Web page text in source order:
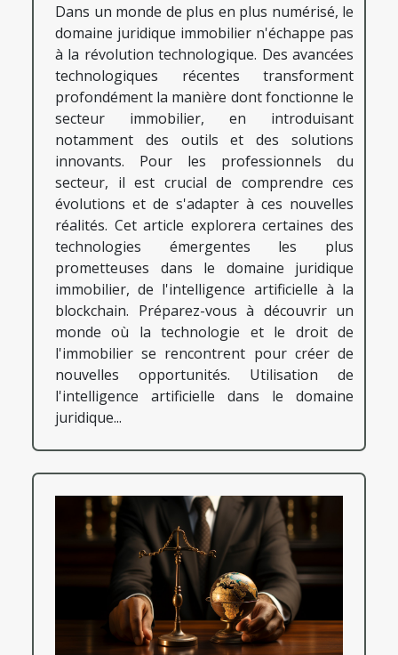
Dans un monde de plus en plus numérisé, le
domaine juridique immobilier n'échappe pas
à la révolution technologique. Des avancées
technologiques récentes transforment
profondément la manière dont fonctionne le
secteur immobilier, en introduisant
notamment des outils et des solutions
innovants. Pour les professionnels du
secteur, il est crucial de comprendre ces
évolutions et de s'adapter à ces nouvelles
réalités. Cet article explorera certaines des
technologies émergentes les plus
prometteuses dans le domaine juridique
immobilier, de l'intelligence artificielle à la
blockchain. Préparez-vous à découvrir un
monde où la technologie et le droit de
l'immobilier se rencontrent pour créer de
nouvelles opportunités. Utilisation de
l'intelligence artificielle dans le domaine
juridique...